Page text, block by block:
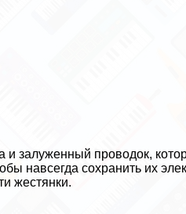
и залуженный проводок,
навсегда сохранить их
жестянки.